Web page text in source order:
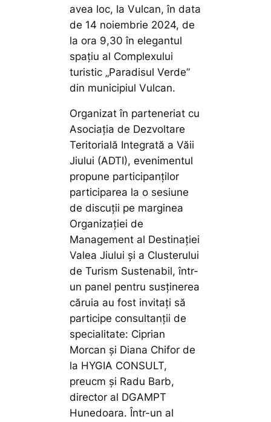
avea loc, la Vulcan, în data
de 14 noiembrie 2024, de
la ora 9,30 în elegantul
spațiu al Complexului
turistic „Paradisul Verde”
din municipiul Vulcan.
Organizat în parteneriat cu
Asociația de Dezvoltare
Teritorială Integrată a Văii
Jiului (ADTI), evenimentul
propune participanților
participarea la o sesiune
de discuții pe marginea
Organizației de
Management al Destinației
Valea Jiului și a Clusterului
de Turism Sustenabil, într-
un panel pentru susținerea
căruia au fost invitați să
participe consultanții de
specialitate: Ciprian
Morcan și Diana Chifor de
la HYGIA CONSULT,
preucm și Radu Barb,
director al DGAMPT
Hunedoara. Într-un al